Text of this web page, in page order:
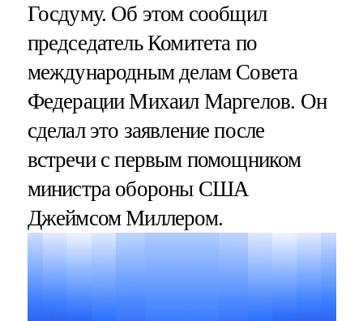
Госдуму. Об этом сообщил
председатель Комитета по
международным делам Совета
Федерации Михаил Маргелов. Он
сделал это заявление после
встречи с первым помощником
министра обороны США
Джеймсом Миллером.